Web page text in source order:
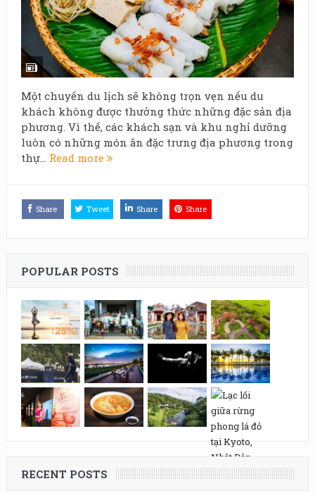
Một chuyến du lịch sẽ không trọn vẹn nếu du
khách không được thưởng thức những đặc sản địa
phương. Vì thế, các khách sạn và khu nghỉ dưỡng
luôn có những món ăn đặc trưng địa phương trong
thự... Read more
Share Tweet Share Share
POPULAR POSTS
RECENT POSTS